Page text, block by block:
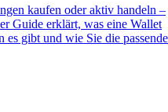
kaufen oder aktiv handeln –
Guide erklärt, was eine Wallet
gibt und wie Sie die passende